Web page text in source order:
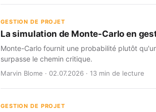
GESTION DE PROJET
La simulation de Monte-Carlo en
Monte-Carlo fournit une probabilité plutôt
surpasse le chemin critique.
Marvin Blome · 02.07.2026 · 13 min de lecture
GESTION DE PROJET